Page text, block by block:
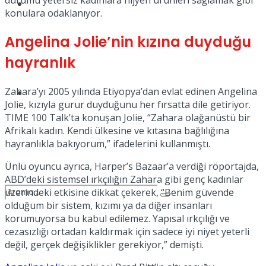
Spor
Podcast
konulara odaklanıyor.
Angelina Jolie’nin kızına duyduğu
hayranlık
Zahara’yı 2005 yılında Etiyopya’dan evlat edinen Angelina
Jolie, kızıyla gurur duyduğunu her fırsatta dile getiriyor.
TIME 100 Talk’ta konuşan Jolie, “Zahara olağanüstü bir
Afrikalı kadın. Kendi ülkesine ve kıtasına bağlılığına
hayranlıkla bakıyorum,” ifadelerini kullanmıştı.
Ünlü oyuncu ayrıca, Harper’s Bazaar’a verdiği röportajda,
ABD’deki sistemsel ırkçılığın Zahara gibi genç kadınlar
üzerindeki etkisine dikkat çekerek, “Benim güvende
olduğum bir sistem, kızımı ya da diğer insanları
korumuyorsa bu kabul edilemez. Yapısal ırkçılığı ve
cezasızlığı ortadan kaldırmak için sadece iyi niyet yeterli
değil, gerçek değişiklikler gerekiyor,” demişti.